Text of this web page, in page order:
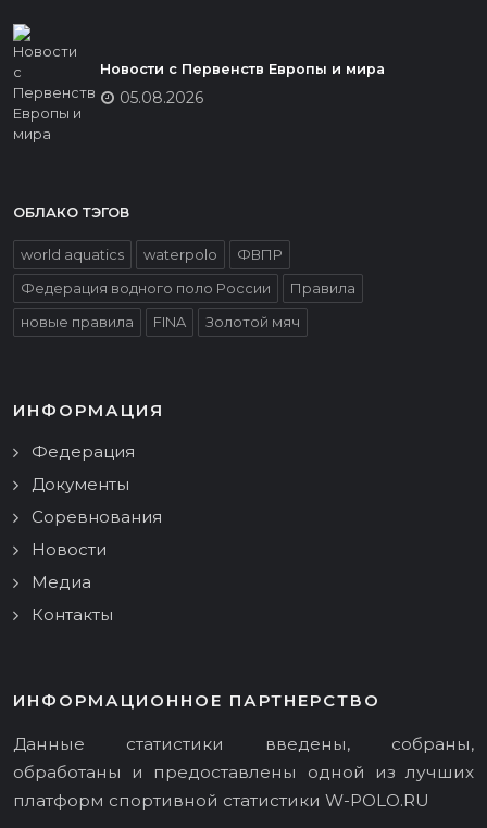
Новости с Первенств Европы и мира
05.08.2026
ОБЛАКО ТЭГОВ
world aquatics waterpolo
ФВПР
Федерация водного поло России
Правила
новые правила
FINA Золотой мяч
ИНФОРМАЦИЯ
Федерация
Документы
Соревнования
Новости
Медиа
Контакты
ИНФОРМАЦИОННОЕ ПАРТНЕРСТВО
Данные статистики введены, собраны,
обработаны и предоставлены одной из лучших
платформ спортивной статистики W-POLO.RU